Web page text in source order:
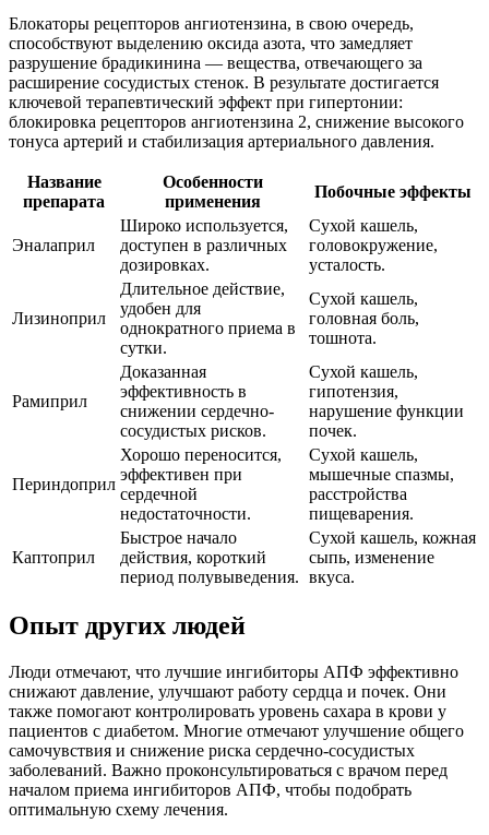
Блокаторы рецепторов ангиотензина, в свою очередь,
способствуют выделению оксида азота, что замедляет
разрушение брадикинина — вещества, отвечающего за
расширение сосудистых стенок. В результате достигается
ключевой терапевтический эффект при гипертонии:
блокировка рецепторов ангиотензина 2, снижение высокого
тонуса артерий и стабилизация артериального давления.
Название
препарата
Особенности
применения
Побочные эффекты
Эналаприл
Широко используется,
доступен в различных
дозировках.
Сухой кашель,
головокружение,
усталость.
Лизиноприл
Длительное действие,
удобен для
однократного приема в
сутки.
Сухой кашель,
головная боль,
тошнота.
Рамиприл
Доказанная
эффективность в
снижении сердечно-
сосудистых рисков.
Сухой кашель,
гипотензия,
нарушение функции
почек.
Периндоприл
Хорошо переносится,
эффективен при
сердечной
недостаточности.
Сухой кашель,
мышечные спазмы,
расстройства
пищеварения.
Каптоприл
Быстрое начало
действия, короткий
период полувыведения.
Сухой кашель, кожная
сыпь, изменение
вкуса.
Опыт других людей
Люди отмечают, что лучшие ингибиторы АПФ эффективно
снижают давление, улучшают работу сердца и почек. Они
также помогают контролировать уровень сахара в крови у
пациентов с диабетом. Многие отмечают улучшение общего
самочувствия и снижение риска сердечно-сосудистых
заболеваний. Важно проконсультироваться с врачом перед
началом приема ингибиторов АПФ, чтобы подобрать
оптимальную схему лечения.